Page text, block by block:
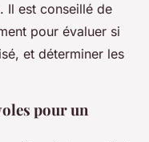
Il est conseillé de
pour évaluer si
et déterminer les
pour un